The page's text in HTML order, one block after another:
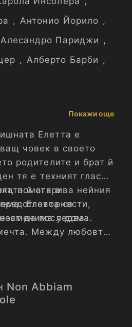
, Антонио Йорило ,
Алесандро Париджи ,
, Алберто Барби ,
Покажи още
Елетта е
човек в своето
родителите и брат й
тя е техният глас
помага в
отговорности,
у дома.
й открива нейния
Елетта се
да последва
Между любовта
да заживее
глас.
Non Abbiam